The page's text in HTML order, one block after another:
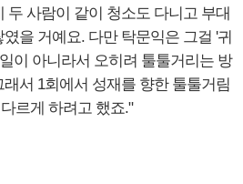
두 사람이 같이 청소도 다니고 부대
을 거예요. 다만 탁문익은 그걸 '귀
이 아니라서 오히려 툴툴거리는 방
서 1회에서 성재를 향한 툴툴거림
르게 하려고 했죠."